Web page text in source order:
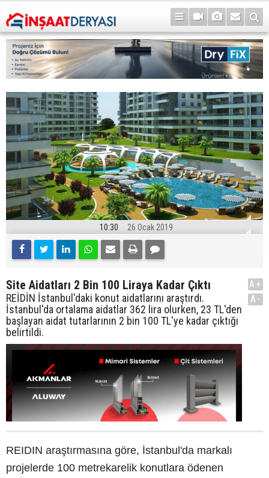
10:30 26 Ocak 2019
Site Aidatları 2 Bin 100 Liraya Kadar Çıktı
REİDİN İstanbul'daki konut aidatlarını araştırdı.
İstanbul'da ortalama aidatlar 362 lira olurken, 23 TL'den
başlayan aidat tutarlarının 2 bin 100 TL'ye kadar çıktığı
belirtildi.
A+
A-
REIDIN araştırmasına göre, İstanbul'da markalı
projelerde 100 metrekarelik konutlara ödenen